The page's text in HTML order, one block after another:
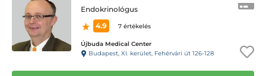
Endokrinológus
4.9
7 értékelés
Újbuda Medical Center
Budapest, XI. kerület, Fehérvári út 126-128